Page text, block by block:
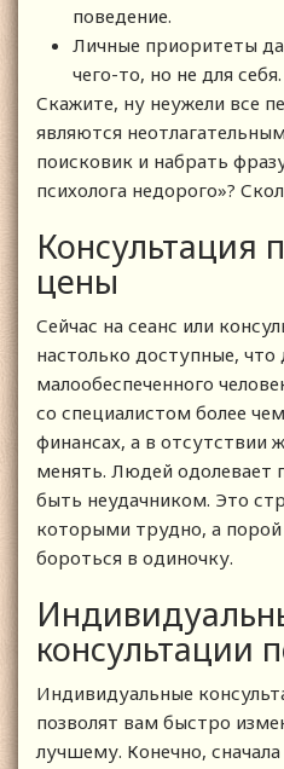
поведение.
Личные приоритеты
чего-то, но не для себя.
Скажите, ну неужели все
являются
поисковик и набрать
психолога недорого»?
Консультация
цены
Сейчас на сеанс или
настолько доступные, что
малообеспеченного
со специалистом более
финансах, а в отсутствии
менять. Людей одолевает
быть неудачником. Это
которыми трудно, а
бороться в одиночку.
консультации
Индивидуальные
позволят вам быстро
лучшему. Конечно,